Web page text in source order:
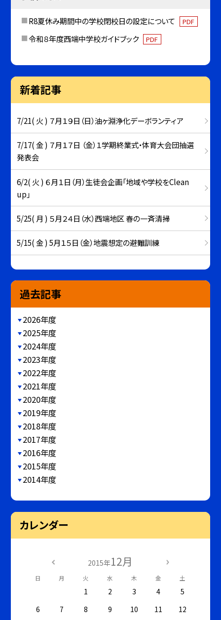
R8夏休み期間中の学校閉校日の設定について PDF
令和８年度西端中学校ガイドブック PDF
新着記事
7/21( 火 ) ７月１９日（日）油ヶ淵浄化デーボランティア
7/17( 金 ) ７月１７日 （金）１学期終業式・体育大会団抽選
発表会
6/2( 火 ) ６月１日（月）生徒会企画「地域や学校をClean
up」
5/25( 月 ) ５月２４日（水）西端地区 春の一斉清掃
5/15( 金 ) 5月１５日（金）地震想定の避難訓練
過去記事
2026年度
2025年度
2024年度
2023年度
2022年度
2021年度
2020年度
2019年度
2018年度
2017年度
2016年度
2015年度
2014年度
カレンダー
2015年12月
日 月 火 水 木 金 土
1 2 3 4
5
6
7 8 9 10 11
12